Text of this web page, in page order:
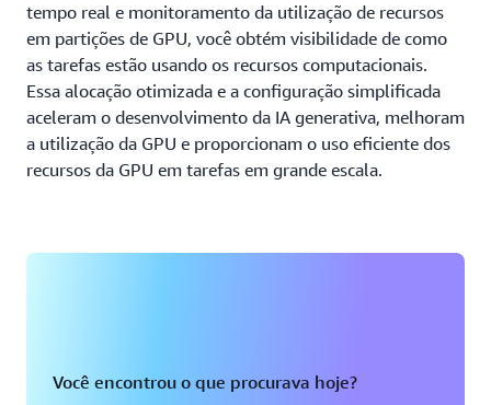
tempo real e monitoramento da utilização de recursos
em partições de GPU, você obtém visibilidade de como
as tarefas estão usando os recursos computacionais.
Essa alocação otimizada e a configuração simplificada
aceleram o desenvolvimento da IA generativa, melhoram
a utilização da GPU e proporcionam o uso eficiente dos
recursos da GPU em tarefas em grande escala.
Você encontrou o que procurava hoje?